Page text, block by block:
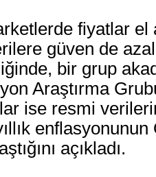
fiyatlar
güven de
bir grup
Araştırma
ise resmi
açıkladı.